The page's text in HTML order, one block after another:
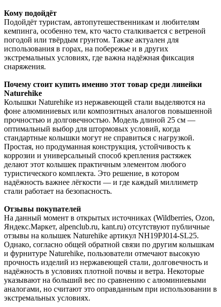
Кому подойдёт
Подойдёт туристам, автопутешественникам и любителям
кемпинга, особенно тем, кто часто сталкивается с ветреной
погодой или твёрдым грунтом. Также актуален для
использования в горах, на побережье и в других
экстремальных условиях, где важна надёжная фиксация
снаряжения.
Почему стоит купить именно этот товар среди линейки
Naturehike
Колышки Naturehike из нержавеющей стали выделяются на
фоне алюминиевых или композитных аналогов повышенной
прочностью и долговечностью. Модель длиной 25 см —
оптимальный выбор для штормовых условий, когда
стандартные колышки могут не справиться с нагрузкой.
Простая, но продуманная конструкция, устойчивость к
коррозии и универсальный способ крепления растяжек
делают этот колышек практичным элементом любого
туристического комплекта. Это решение, в котором
надёжность важнее лёгкости — и где каждый миллиметр
стали работает на безопасность.
Отзывы покупателей
На данный момент в открытых источниках (Wildberries, Ozon,
Яндекс.Маркет, alpenclub.ru, kant.ru) отсутствуют публичные
отзывы на колышек Naturehike артикул NH19PJ014-SL25.
Однако, согласно общей обратной связи по другим колышкам
и фурнитуре Naturehike, пользователи отмечают высокую
прочность изделий из нержавеющей стали, долговечность и
надёжность в условиях плотной почвы и ветра. Некоторые
указывают на больший вес по сравнению с алюминиевыми
аналогами, но считают это оправданным при использовании в
экстремальных условиях.